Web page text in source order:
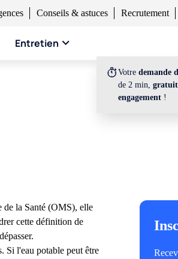
Conseils & astuces Recrutement
Entretien
Votre demande
de 2 min,
engagement !
de la Santé (OMS), elle
cette définition de
Si l'eau potable peut être